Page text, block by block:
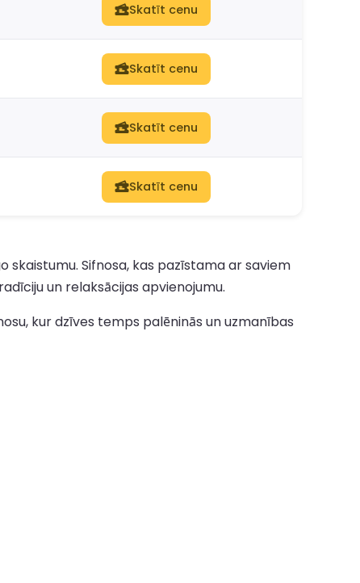
Skatīt cenu
Skatīt cenu
Skatīt cenu
Skatīt cenu
skaistumu. Sifnosa, kas pazīstama ar saviem
un relaksācijas apvienojumu.
kur dzīves temps palēninās un uzmanības